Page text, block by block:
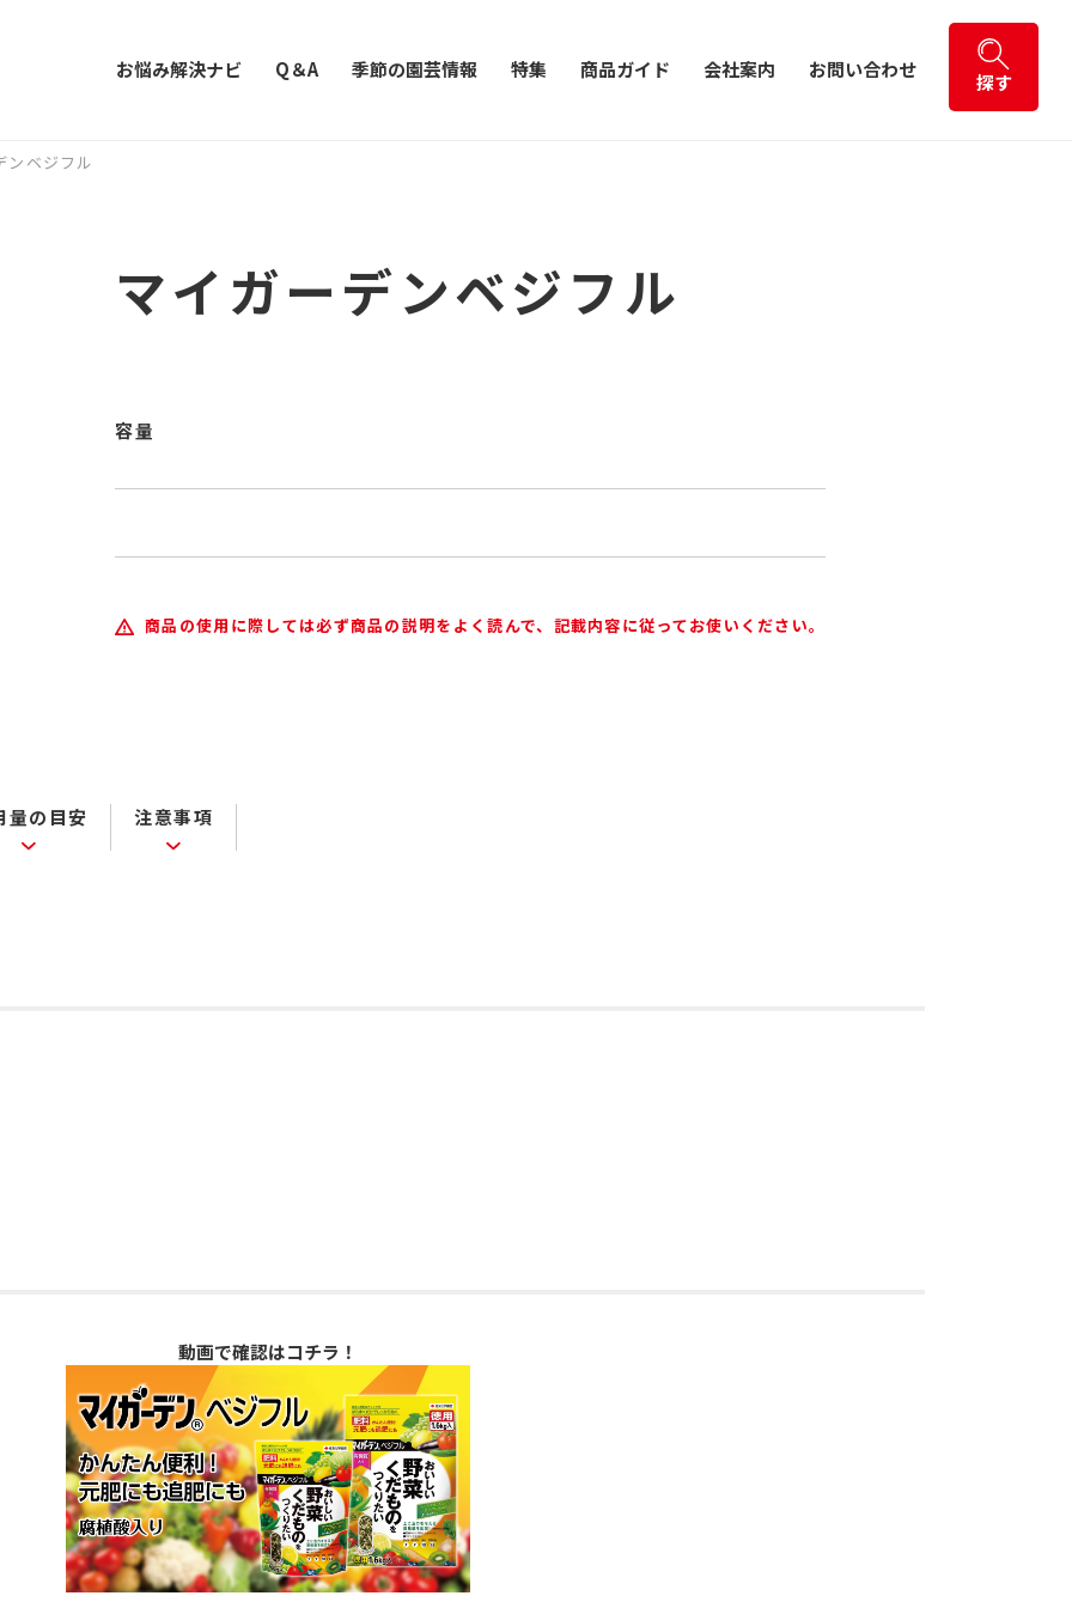
探す
お悩み解決ナビ Q＆A 季節の園芸情報 特集 商品ガイド 会社案内 お問い合わせ
ンベジフル
マイガーデンベジフル
容量
商品の使用に際しては必ず商品の説明をよく読んで、記載内容に従ってお使いください。
量の目安 注意事項
動画で確認はコチラ！